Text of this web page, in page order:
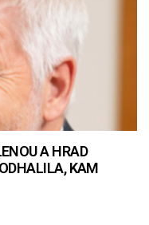
A HRAD
KAM